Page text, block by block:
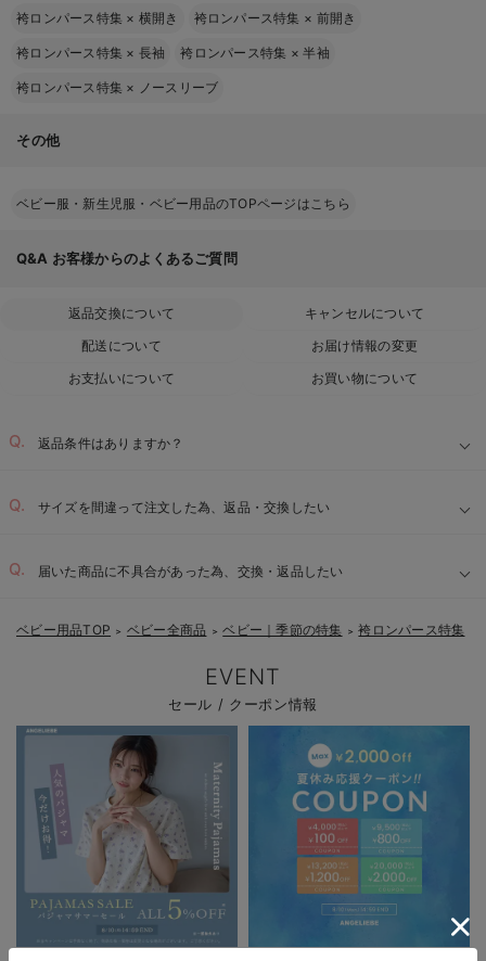
袴ロンパース特集 × 横開き 袴ロンパース特集 × 前開き
袴ロンパース特集 × 長袖 袴ロンパース特集 ×半袖
袴ロンパース特集 × ノースリーブ
その他
ベビー服・新生児服・ベビー用品のTOPページはこちら
Q&A お客様からのよくあるご質問
返品交換について
キャンセルについて
配送について
お届け情報の変更
お支払いについて
お買い物について
返品条件はありますか？
サイズを間違って注文した為、返品・交換したい
届いた商品に不具合があった為、交換・返品したい
ベビー用品TOP ＞ ベビー全商品 ＞ ベビー｜季節の特集 ＞ 袴ロンパース特集
EVENT
セール / クーポン情報